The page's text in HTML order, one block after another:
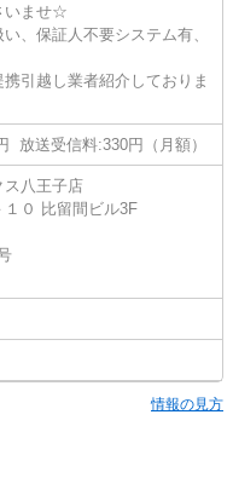
いませ☆
、保証人不要システム有、
引越し業者紹介しておりま
放送受信料:330円（月額）
八王子店
０ 比留間ビル3F
情報の見方